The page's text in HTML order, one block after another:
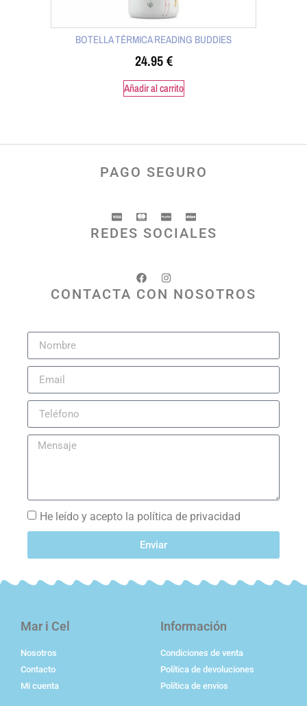
BOTELLA TÉRMICA READING BUDDIES
24.95€
Añadir al carrito
PAGO SEGURO
REDES SOCIALES
CONTACTA CON NOSOTROS
He leído y acepto la política de privacidad
Enviar
Mar i Cel
Nosotros
Contacto
Mi cuenta
Información
Condiciones de venta
Política de devoluciones
Política de envíos